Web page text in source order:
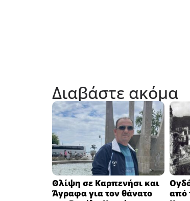
Διαβάστε ακόμα
Θλίψη σε Καρπενήσι και
Άγραφα για τον θάνατο
από